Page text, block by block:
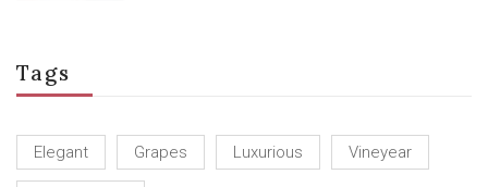
Tags
Elegant Grapes Luxurious Vineyear